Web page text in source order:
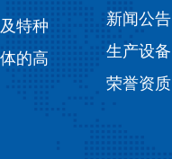
特种
的高
新闻公告
生产设备
荣誉资质